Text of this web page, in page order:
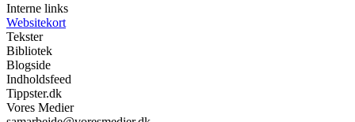
Interne links
Websitekort
Tekster
Bibliotek
Blogside
Indholdsfeed
Tippster.dk
Vores Medier